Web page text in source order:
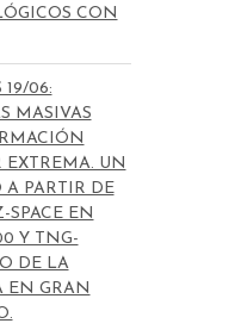
CON
19/06:
MASIVAS
EXTREMA. UN
A PARTIR DE
SPACE EN
Y TNG-
DE LA
EN GRAN